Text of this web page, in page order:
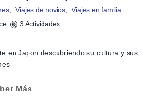
, Viajes de novios,
Viajes en familia
3 Actividades
en Japon descubriendo su cultura y sus
Más